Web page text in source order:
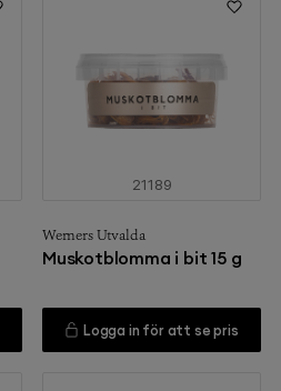
21189
Werners Utvalda
Muskotblomma i bit 15 g
Logga in för att se pris